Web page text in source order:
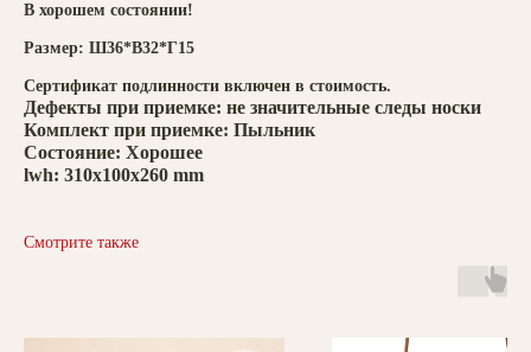
В хорошем состоянии!
Размер: Ш36*В32*Г15
Сертификат подлинности включен в стоимость.
Дефекты при приемке: не значительные следы носки
Комплект при приемке: Пыльник
Состояние: Хорошее
lwh: 310x100x260 mm
Смотрите также